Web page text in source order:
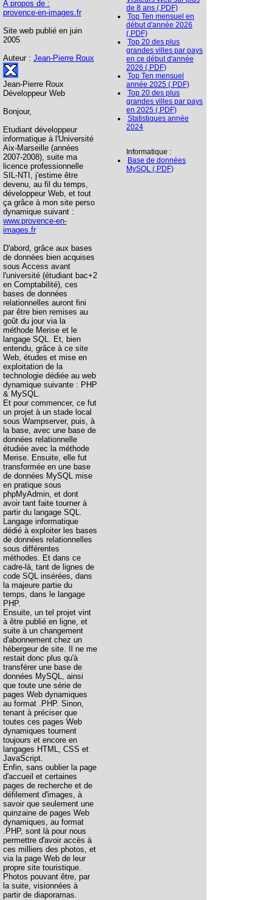
A propos de :
provence-en-images.fr
Site web publié en juin
2005
Auteur : Jean-Pierre Roux
Jean-Pierre Roux
Développeur Web
Bonjour,
Etudiant développeur
informatique à l'Université
Aix-Marseille (années
2007-2008), suite ma
licence professionnelle
SIL-NTI, j'estime être
devenu, au fil du temps,
développeur Web, et tout
ça grâce à mon site perso
dynamique suivant :
www.provence-en-
images.fr
D'abord, grâce aux bases
de données bien acquises
sous Access avant
l'université (étudiant bac+2
en Comptabilité), ces
bases de données
relationnelles auront fini
par être bien remises au
goût du jour via la
méthode Merise et le
langage SQL. Et, bien
entendu, grâce à ce site
Web, études et mise en
exploitation de la
technologie dédiée au web
dynamique suivante : PHP
& MySQL.
Et pour commencer, ce fut
un projet à un stade local
sous Wampserver, puis, à
la base, avec une base de
données relationnelle
étudiée avec la méthode
Merise. Ensuite, elle fut
transformée en une base
de données MySQL mise
en pratique sous
phpMyAdmin, et dont
avoir tant faite tourner à
partir du langage SQL.
Langage informatique
dédié à exploiter les bases
de données relationnelles
sous différentes
méthodes. Et dans ce
cadre-là, tant de lignes de
code SQL insérées, dans
la majeure partie du
temps, dans le langage
PHP.
Ensuite, un tel projet vint
à être publié en ligne, et
suite à un changement
d'abonnement chez un
hébergeur de site. Il ne me
restait donc plus qu'à
transférer une base de
données MySQL, ainsi
que toute une série de
pages Web dynamiques
au format .PHP. Sinon,
tenant à préciser que
toutes ces pages Web
dynamiques tournent
toujours et encore en
langages HTML, CSS et
JavaScript.
Enfin, sans oublier la page
d'accueil et certaines
pages de recherche et de
défilement d'images, à
savoir que seulement une
quinzaine de pages Web
dynamiques, au format
.PHP, sont là pour nous
permettre d'avoir accès à
ces milliers des photos, et
via la page Web de leur
propre site touristique.
Photos pouvant être, par
la suite, visionnées à
partir de diaporamas.
de 8 ans (.PDF)
Top Ten mensuel en
début d'année 2026
(.PDF)
Top 20 des plus
grandes villes par pays
en ce début d'année
2026 (.PDF)
Top Ten mensuel
année 2025 (.PDF)
Top 20 des plus
grandes villes par pays
en 2025 (.PDF)
Statistiques année
2024
Informatique :
Base de données
MySQL (.PDF)